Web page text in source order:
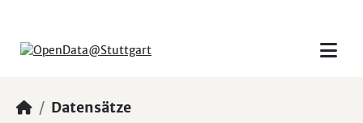
Datensätze